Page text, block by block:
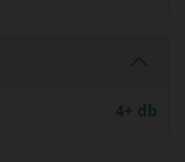
4+ db